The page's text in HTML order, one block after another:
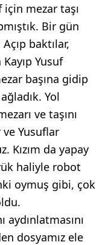
için mezar taşı
Bir gün
baktılar,
Yusuf
başına gidip
Yol
ve taşını
ve Yusuflar
Kızım da yapay
haliyle robot
oymuş gibi, çok
aydınlatmasını
dosyamız ele